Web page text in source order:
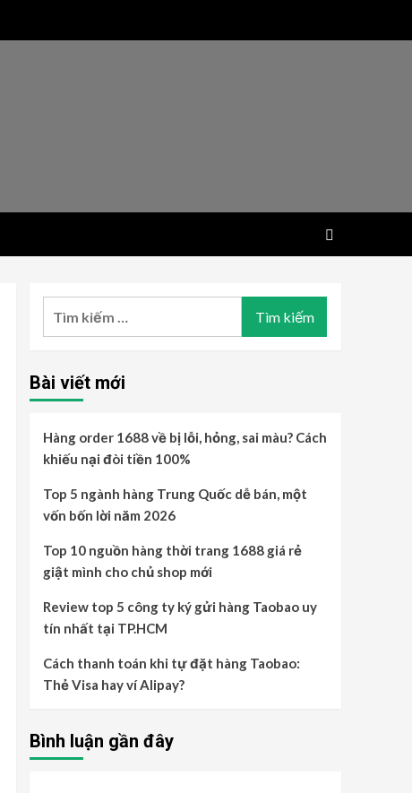
Bài viết mới
Hàng order 1688 về bị lỗi, hỏng, sai màu? Cách
khiếu nại đòi tiền 100%
Top 5 ngành hàng Trung Quốc dễ bán, một
vốn bốn lời năm 2026
Top 10 nguồn hàng thời trang 1688 giá rẻ
giật mình cho chủ shop mới
Review top 5 công ty ký gửi hàng Taobao uy
tín nhất tại TP.HCM
Cách thanh toán khi tự đặt hàng Taobao:
Thẻ Visa hay ví Alipay?
Bình luận gần đây